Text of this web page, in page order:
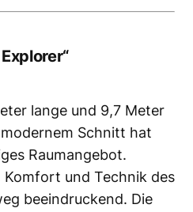
lange und 9,7 Meter
Schnitt hat
Raumangebot.
und Technik des
beeindruckend. Die